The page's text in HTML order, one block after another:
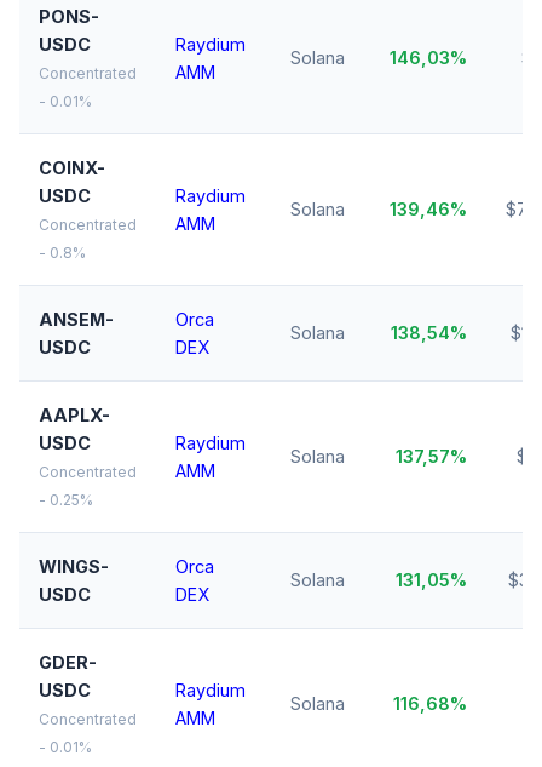
PONS-
USDC
Concentrated
- 0.01%
Raydium
AMM
Solana 146,03%
COINX-
USDC
Concentrated
- 0.8%
Raydium
AMM
Solana 139,46%
ANSEM-
USDC
Orca
DEX
Solana 138,54%
AAPLX-
USDC
Concentrated
- 0.25%
Raydium
AMM
Solana 137,57%
WINGS-
USDC
Orca
DEX
Solana 131,05%
GDER-
USDC
Concentrated
- 0.01%
Raydium
AMM
Solana 116,68%